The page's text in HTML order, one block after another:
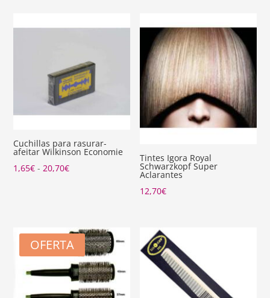
Cuchillas para rasurar-
afeitar Wilkinson Economie
1,65€ - 20,70€Rango
1,65€
hasta
20,70€
Tintes Igora Royal
Schwarzkopf Super
Aclarantes
12,70€
OFERTA